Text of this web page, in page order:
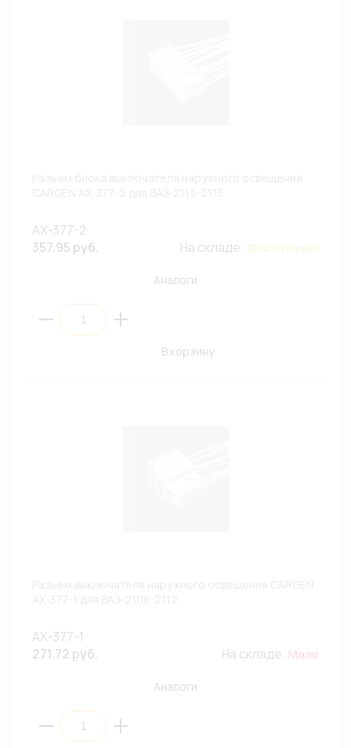
AX-377-2
357.95 руб.
На складе: Достаточно
Аналоги
В корзину
AX-377-1
271.72 руб.
На складе: Мало
Аналоги